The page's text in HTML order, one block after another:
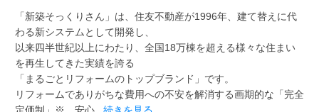
「新築そっくりさん」は、住友不動産が1996年、建て替えに代
わる新システムとして開発し、
以来四半世紀以上にわたり、全国18万棟を超える様々な住まい
を再生してきた実績を誇る
「まるごとリフォームのトップブランド」です。
リフォームでありがちな費用への不安を解消する画期的な「完全